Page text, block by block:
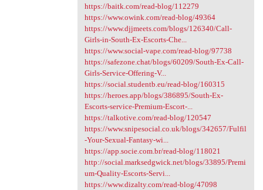
https://baitk.com/read-blog/112279
https://www.owink.com/read-blog/49364
https://www.djjmeets.com/blogs/126340/Call-
Girls-in-South-Ex-Escorts-Che...
https://www.social-vape.com/read-blog/97738
https://safezone.chat/blogs/60209/South-Ex-Call-
Girls-Service-Offering-V...
https://social.studentb.eu/read-blog/160315
https://heroes.app/blogs/386895/South-Ex-
Escorts-service-Premium-Escort-...
https://talkotive.com/read-blog/120547
https://www.snipesocial.co.uk/blogs/342657/Fulfil
-Your-Sexual-Fantasy-wi...
https://app.socie.com.br/read-blog/118021
http://social.marksedgwick.net/blogs/33895/Premi
um-Quality-Escorts-Servi...
https://www.dizalty.com/read-blog/47098